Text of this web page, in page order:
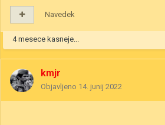
Navedek
4 mesece kasneje...
kmjr
Objavljeno 14. junij 2022